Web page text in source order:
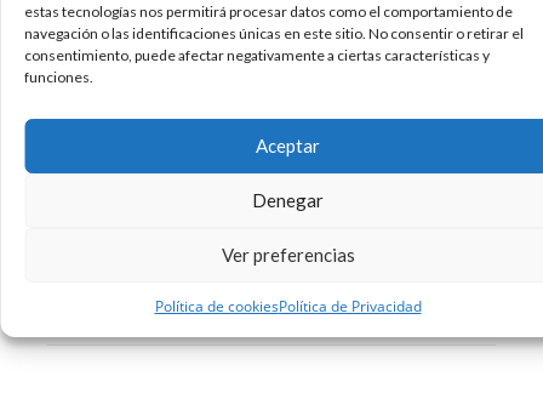
estas tecnologías nos permitirá procesar datos como el comportamiento de
navegación o las identificaciones únicas en este sitio. No consentir o retirar el
consentimiento, puede afectar negativamente a ciertas características y
funciones.
Aceptar
Denegar
Ver preferencias
Política de cookiesPolítica de Privacidad
¿Qué es el Link Juice? Es el término coloquial en
el mundo SEO para referirse al poder de una
página web para dirigir tráfico mediante links a
otras páginas externas o internas. Este poder es
interpretado como un voto muy positivo en la
autoridad de la
Diseño Google Internet
Leer más